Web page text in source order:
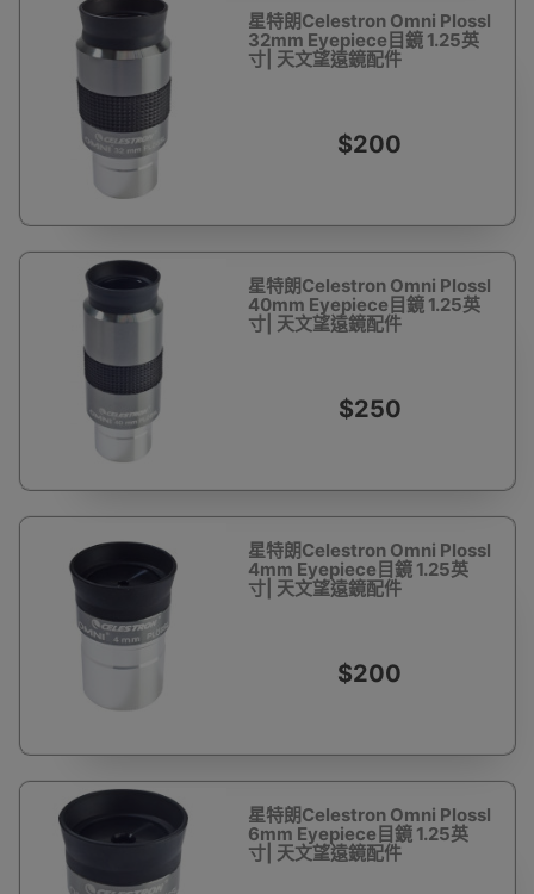
星特朗Celestron Omni Plossl
32mm Eyepiece目鏡 1.25英
寸| 天文望遠鏡配件
$200
星特朗Celestron Omni Plossl
40mm Eyepiece目鏡 1.25英
寸| 天文望遠鏡配件
$250
星特朗Celestron Omni Plossl
4mm Eyepiece目鏡 1.25英
寸| 天文望遠鏡配件
$200
星特朗Celestron Omni Plossl
6mm Eyepiece目鏡 1.25英
寸| 天文望遠鏡配件